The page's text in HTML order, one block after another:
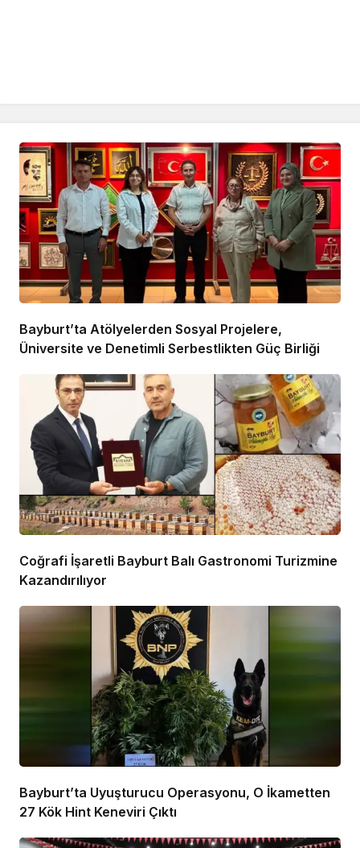
Bayburt’ta Atölyelerden Sosyal Projelere,
Üniversite ve Denetimli Serbestlikten Güç Birliği
Coğrafi İşaretli Bayburt Balı Gastronomi Turizmine
Kazandırılıyor
Bayburt’ta Uyuşturucu Operasyonu, O İkametten
27 Kök Hint Keneviri Çıktı